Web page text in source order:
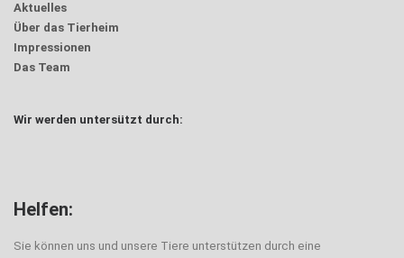
Aktuelles
Über das Tierheim
Impressionen
Das Team
Wir werden untersützt durch:
Helfen:
Sie können uns und unsere Tiere unterstützen durch eine